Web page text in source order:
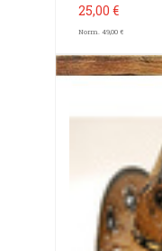
25,00 €
Norm. 49,00 €